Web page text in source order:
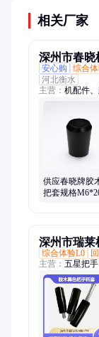
相关厂家
深州市春晓
安心购
综合
河北衡水
主营： 机配件
带、印刷机、
拉手、手柄球
角箭、
供应春晓牌胶
把套规格
深州市瑞莱
综合体验L0
主营： 五星把
把手、手摇轮
标、铝手轮、
手、通孔把手